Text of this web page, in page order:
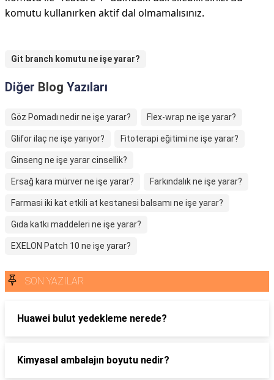
komutu kullanırken aktif dal olmamalısınız.
Git branch komutu ne işe yarar?
Diğer Blog Yazıları
Göz Pomadı nedir ne işe yarar? Flex-wrap ne işe yarar?
Glifor ilaç ne işe yarıyor? Fitoterapi eğitimi ne işe yarar?
Ginseng ne işe yarar cinsellik?
Ersağ kara mürver ne işe yarar? Farkındalık ne işe yarar?
Farmasi iki kat etkili at kestanesi balsamı ne işe yarar?
Gıda katkı maddeleri ne işe yarar?
EXELON Patch 10 ne işe yarar?
SON YAZILAR
Huawei bulut yedekleme nerede?
Kimyasal ambalajın boyutu nedir?